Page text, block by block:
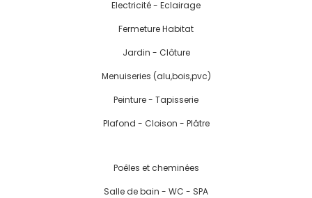
Electricité - Eclairage
Fermeture Habitat
Jardin - Clôture
Menuiseries (alu,bois,pvc)
Peinture - Tapisserie
Plafond - Cloison - Plâtre
Poêles et cheminées
Salle de bain - WC - SPA